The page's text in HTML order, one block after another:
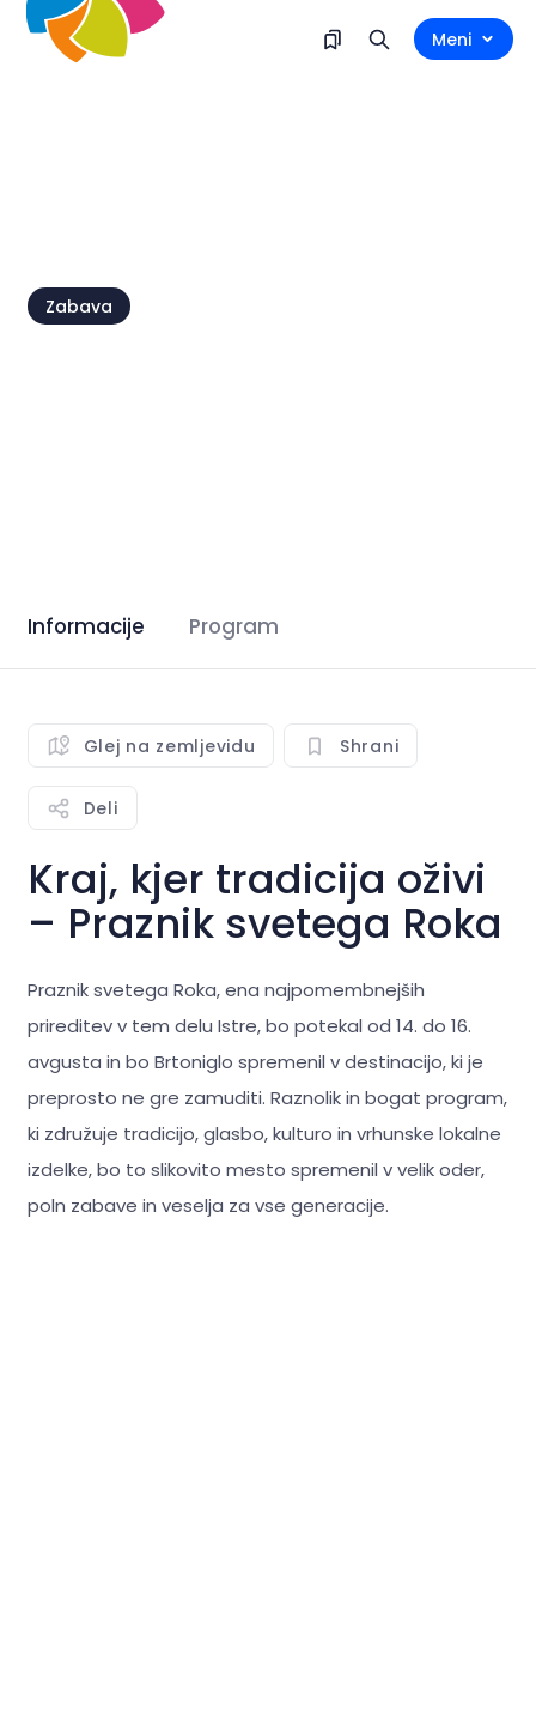
Meni
Zabava
Informacije Program
Glej na zemljevidu Shrani
Deli
Kraj, kjer tradicija oživi
– Praznik svetega Roka
Praznik svetega Roka, ena najpomembnejših
prireditev v tem delu Istre, bo potekal od 14. do 16.
avgusta in bo Brtoniglo spremenil v destinacijo, ki je
preprosto ne gre zamuditi. Raznolik in bogat program,
ki združuje tradicijo, glasbo, kulturo in vrhunske lokalne
izdelke, bo to slikovito mesto spremenil v velik oder,
poln zabave in veselja za vse generacije.